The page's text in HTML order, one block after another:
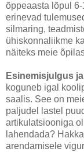
õppeaasta lõpul
erinevad
silmaring,
ühiskonnaliikme
näiteks meie
Esinemisjulgus
koguneb igal
saalis. See on
paljudel lastel
artikulatsiooniga
lahendada?
arendamisele